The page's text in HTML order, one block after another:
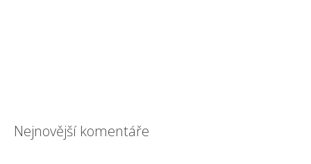
Nejnovější komentáře